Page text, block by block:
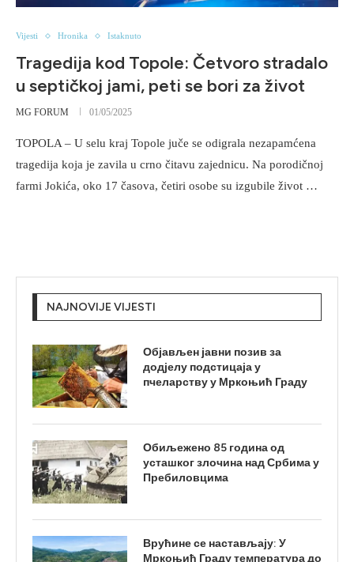
Vijesti Hronika Istaknuto
Tragedija kod Topole: Četvoro stradalo
u septičkoj jami, peti se bori za život
MG FORUM 01/05/2025
TOPOLA – U selu kraj Topole juče se odigrala nezapamćena
tragedija koja je zavila u crno čitavu zajednicu. Na porodičnoj
farmi Jokića, oko 17 časova, četiri osobe su izgubile život …
NAJNOVIJE VIJESTI
Објављен јавни позив за
додјелу подстицаја у
пчеларству у Мркоњић Граду
Обиљежено 85 година од
усташког злочина над Србима у
Пребиловцима
Врућине се настављају: У
Мркоњић Граду температура до